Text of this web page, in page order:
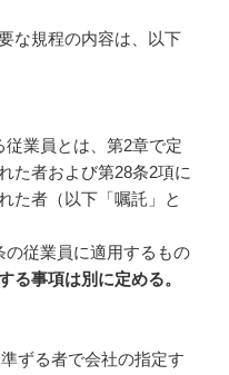
な規程の内容は、以下
員とは、第2章で定
た者および第28条2項に
た者（以下「嘱託」と
業員に適用するもの
る事項は別に定める。
者で会社の指定す